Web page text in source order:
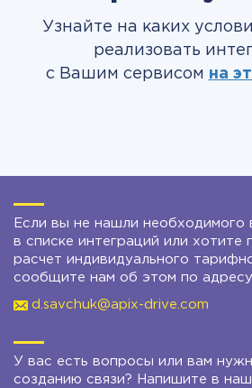
Узнайте на каких
реализовать
с Вашим сервисом на
Если вы не нашли необходимого
в списке интеграций или хотите
расчет индивидуального
сообщите нам об этом по
d.savchuk@apix-drive.com
У вас есть вопросы или вам
созданию связи? Напишите в